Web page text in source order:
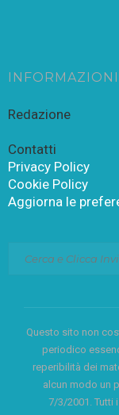
INFORMAZIONI
Redazione
Contatti
Privacy Policy
Cookie Policy
Aggiorna le
Questo sito non
periodico
reperibilità dei
alcun modo un
7/3/2001. Tutti